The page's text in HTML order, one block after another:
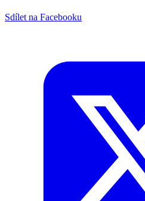
Sdílet na Facebooku